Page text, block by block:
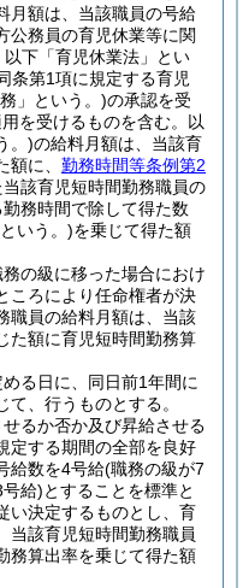
月額は、当該職員の号給
公務員の育児休業等に関
下「育児休業法」とい
条第1項に規定する育児
」という。)の承認を受
を受けるものを含む。以
。)の給料月額は、当該育
に、 勤務時間等条例第2
該育児短時間勤務職員の
務時間で除して得た数
いう。)を乗じて得た額
の級に移った場合におけ
ころにより任命権者が決
職員の給料月額は、当該
た額に育児短時間勤務算
る日に、同日前1年間に
、行うものとする。
るか否か及び昇給させる
定する期間の全部を良好
給数を4号給(職務の級が7
給)とすることを標準と
い決定するものとし、育
当該育児短時間勤務職員
務算出率を乗じて得た額